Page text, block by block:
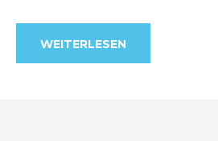
WEITERLESEN